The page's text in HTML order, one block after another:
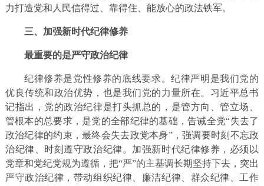
力打造党和人民信得过、靠得住、能放心的政法铁军。
三、加强新时代纪律修养
最重要的是严守政治纪律
纪律修养是党性修养的底线要求。纪律严明是我们党的
优良传统和政治优势，也是我们党的力量所在。习近平总书
记指出，党的政治纪律是打头抓总的，是管方向、管立场、
管根本的总要求，是党的全部纪律的基础，告诫全党“失去了
政治纪律的约束，最终会失去政党本身”，强调要时刻不忘政
治纪律、时刻遵守政治纪律。加强新时代纪律修养，必须以
党章和党纪党规为遵循，把“严”的主基调长期坚持下去，突出
严守政治纪律，带动组织纪律、廉洁纪律、群众纪律、工作